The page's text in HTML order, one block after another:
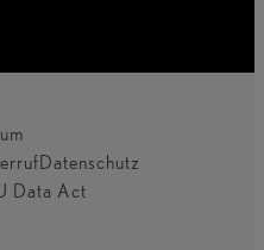
Datenschutz
Data Act